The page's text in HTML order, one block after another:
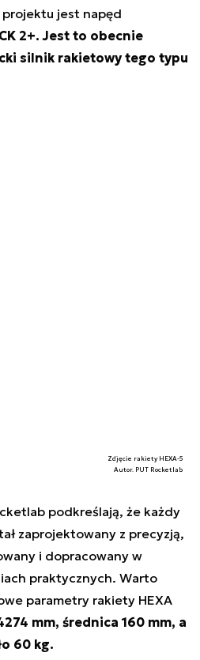
jest napęd
2+. Jest to obecnie
silnik rakietowy tego typu
Zdjęcie rakiety HEXA-5
Autor. PUT Rocketlab
podkreślają, że każdy
zaprojektowany z precyzją,
i dopracowany w
praktycznych. Warto
parametry rakiety HEXA
mm, średnica 160 mm, a
60 kg.